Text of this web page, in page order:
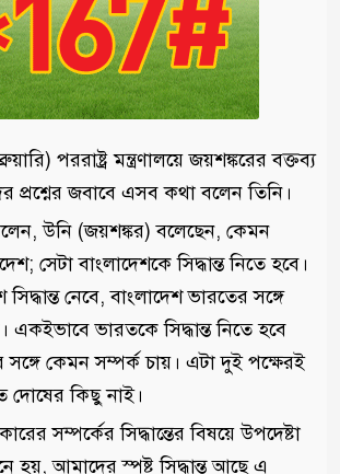
পররাষ্ট্র মন্ত্রণালয়ে জয়শঙ্করের বক্তব্য
প্রশ্নের জবাবে এসব কথা বলেন তিনি।
উনি (জয়শঙ্কর) বলেছেন, কেমন
সেটা বাংলাদেশকে সিদ্ধান্ত নিতে হবে।
নেবে, বাংলাদেশ ভারতের সঙ্গে
একইভাবে ভারতকে সিদ্ধান্ত নিতে হবে
সঙ্গে কেমন সম্পর্ক চায়। এটা দুই পক্ষেরই
দোষের কিছু নাই।
সম্পর্কের সিদ্ধান্তের বিষয়ে উপদেষ্টা
হয়, আমাদের স্পষ্ট সিদ্ধান্ত আছে এ